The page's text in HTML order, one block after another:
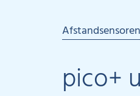
Afstandsensoren
pico+